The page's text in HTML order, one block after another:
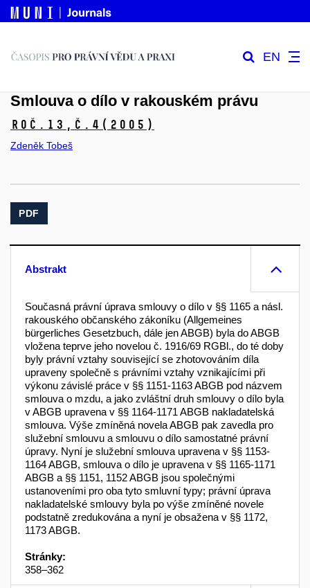
EN
Smlouva o dílo v rakouském právu
Roč.13, č.4 (2005)
Zdeněk Tobeš
PDF
Abstrakt
Současná právní úprava smlouvy o dílo v §§ 1165 a násl.
rakouského občanského zákoníku (Allgemeines
bürgerliches Gesetzbuch, dále jen ABGB) byla do ABGB
vložena teprve jeho novelou č. 1916/69 RGBl., do té doby
byly právní vztahy související se zhotovová­ním díla
upraveny společně s právními vztahy vznika­jícími při
výkonu závislé práce v §§ 1151-1163 ABGB pod názvem
smlouva o mzdu, a jako zvláštní druh smlouvy o dílo byla
v ABGB upravena v §§ 1164-1171 ABGB nakladatelská
smlouva. Výše zmíněná nove­la ABGB pak zavedla pro
služební smlouvu a smlou­vu o dílo samostatné právní
úpravy. Nyní je služební smlouva upravena v §§ 1153-
1164 ABGB, smlouva o dílo je upravena v §§ 1165-1171
ABGB a §§ 1151, 1152 ABGB jsou společnými
ustanoveními pro oba ty­to smluvní typy; právní úprava
nakladatelské smlouvy byla po výše zmíněné novele
podstatně zredukována a nyní je obsažena v §§ 1172,
1173 ABGB.
Stránky:
358–362